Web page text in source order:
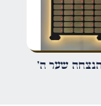
הבאה שאגיב.
הנצחה שער ה'